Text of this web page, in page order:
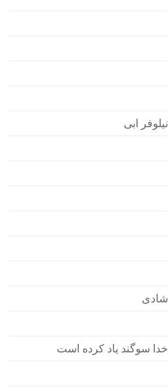
نیلوفر ابی
شادی
خدا سوگند یاد کرده است